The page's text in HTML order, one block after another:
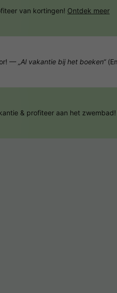
van kortingen! Ontdek meer
— „Al vakantie bij het boeken“
& profiteer aan het zwembad!